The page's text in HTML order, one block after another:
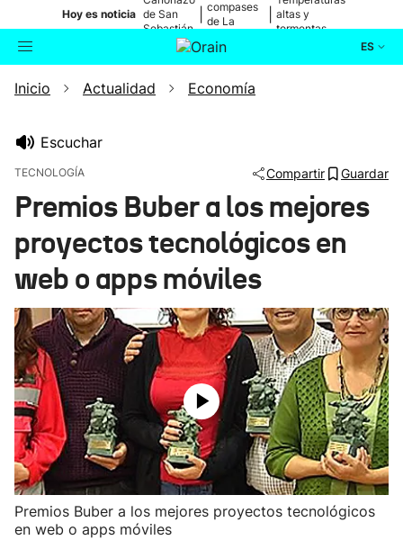
Hoy es noticia de San
Sebastián
compases
de La
altas y
tormentas
ES
Buscador Actualidad
Ikusmiran
Eguraldia
Inicio Actualidad Economía
Escuchar
TECNOLOGÍA Compartir Guardar
Premios Buber a los mejores
proyectos tecnológicos en
web o apps móviles
Premios Buber a los mejores proyectos tecnológicos
en web o apps móviles